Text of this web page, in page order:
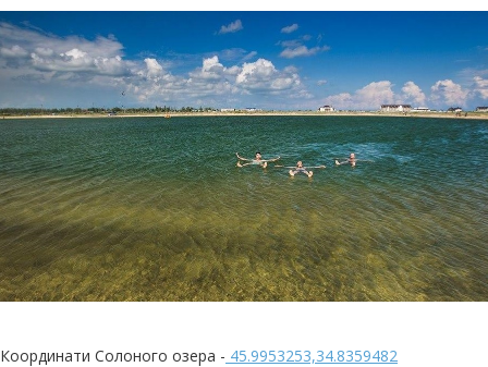
Координати Солоного озера - 45.9953253,34.8359482